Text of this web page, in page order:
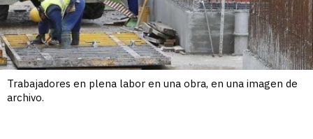
Trabajadores en plena labor en una obra, en una imagen de
archivo.